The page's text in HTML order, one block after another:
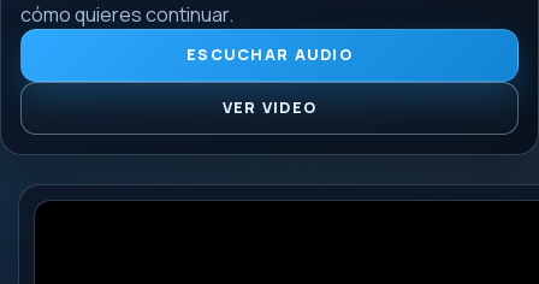
cómo quieres continuar.
ESCUCHAR AUDIO
VER VIDEO